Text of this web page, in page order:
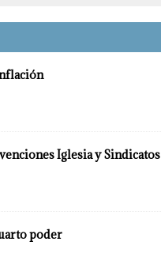
Iglesia y Sindicatos
poder